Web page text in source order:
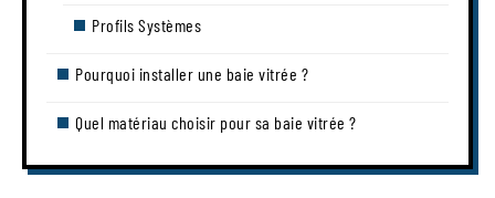
Profils Systèmes
Pourquoi installer une baie vitrée ?
Quel matériau choisir pour sa baie vitrée ?